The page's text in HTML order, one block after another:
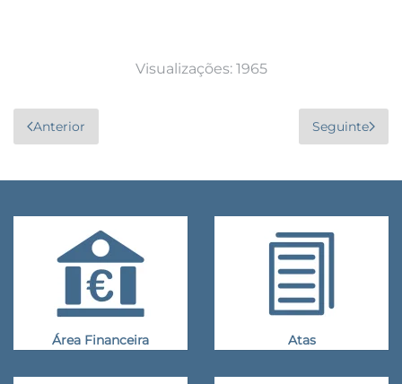
Visualizações: 1965
Anterior Seguinte
Área Financeira Atas